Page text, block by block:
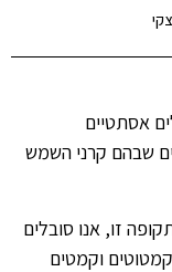
אסתטיים
שבהם קרני השמש
זו, אנו סובלים
וקמטים